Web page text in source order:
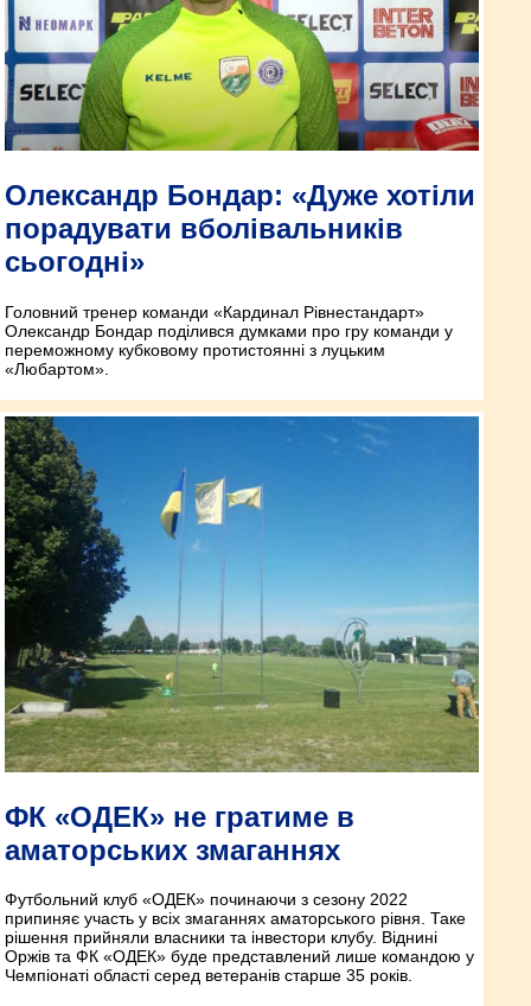
Олександр Бондар: «Дуже хотіли
порадувати вболівальників
сьогодні»
Головний тренер команди «Кардинал Рівнестандарт»
Олександр Бондар поділився думками про гру команди у
переможному кубковому протистоянні з луцьким
«Любартом».
ФК «ОДЕК» не гратиме в
аматорських змаганнях
Футбольний клуб «ОДЕК» починаючи з сезону 2022
припиняє участь у всіх змаганнях аматорського рівня. Таке
рішення прийняли власники та інвестори клубу. Віднині
Оржів та ФК «ОДЕК» буде представлений лише командою у
Чемпіонаті області серед ветеранів старше 35 років.